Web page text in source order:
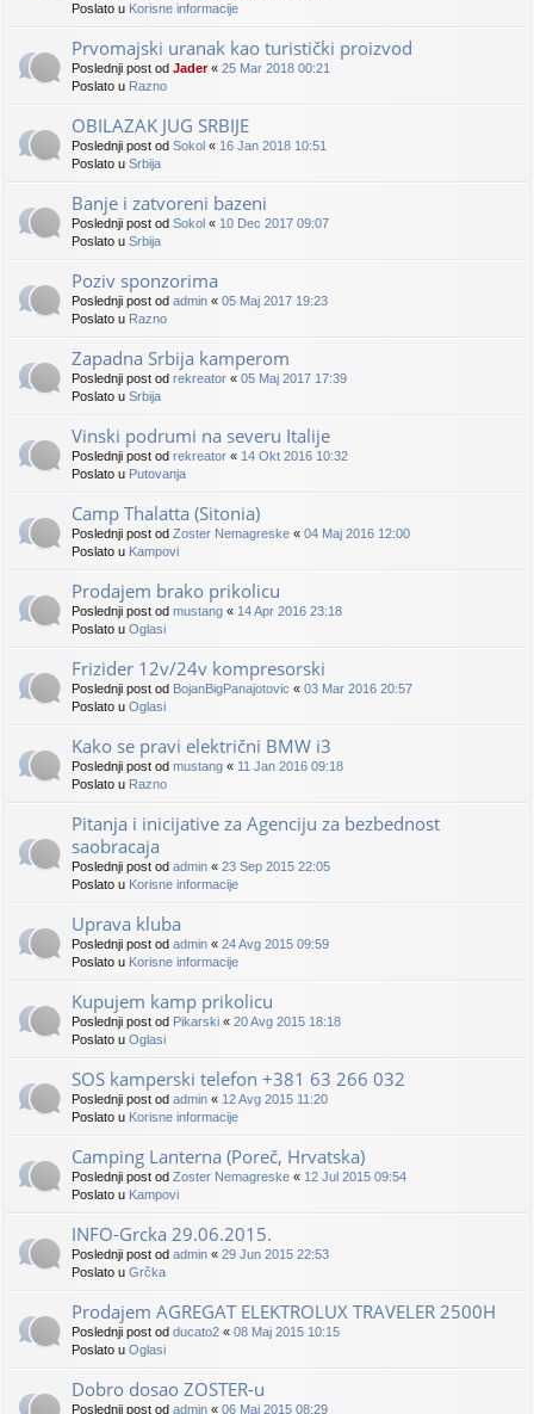
Poslato u Korisne informacije
Prvomajski uranak kao turistički proizvod
Poslednji post od Jader« 25 Mar 2018 00:21
Poslato u Razno
OBILAZAK JUG SRBIJE
Poslednji post od Sokol « 16 Jan 2018 10:51
Poslato u Srbija
Banje i zatvoreni bazeni
Poslednji post od Sokol « 10 Dec 2017 09:07
Poslato u Srbija
Poziv sponzorima
Poslednji post od admin « 05 Maj 2017 19:23
Poslato u Razno
Zapadna Srbija kamperom
Poslednji post od rekreator « 05 Maj 2017 17:39
Poslato u Srbija
Vinski podrumi na severu Italije
Poslednji post od rekreator « 14 Okt 2016 10:32
Poslato u Putovanja
Camp Thalatta (Sitonia)
Poslednji post od Zoster Nemagreske « 04 Maj 2016 12:00
Poslato u Kampovi
Prodajem brako prikolicu
Poslednji post od mustang « 14 Apr 2016 23:18
Poslato u Oglasi
Frizider 12v/24v kompresorski
Poslednji post od BojanBigPanajotovic « 03 Mar 2016 20:57
Poslato u Oglasi
Kako se pravi električni BMW i3
Poslednji post od mustang « 11 Jan 2016 09:18
Poslato u Razno
Pitanja i inicijative za Agenciju za bezbednost
saobracaja
Poslednji post od admin « 23 Sep 2015 22:05
Poslato u Korisne informacije
Uprava kluba
Poslednji post od admin « 24 Avg 2015 09:59
Poslato u Korisne informacije
Kupujem kamp prikolicu
Poslednji post od Pikarski « 20 Avg 2015 18:18
Poslato u Oglasi
SOS kamperski telefon +381 63 266 032
Poslednji post od admin « 12 Avg 2015 11:20
Poslato u Korisne informacije
Camping Lanterna (Poreč, Hrvatska)
Poslednji post od Zoster Nemagreske « 12 Jul 2015 09:54
Poslato u Kampovi
INFO-Grcka 29.06.2015.
Poslednji post od admin « 29 Jun 2015 22:53
Poslato u Grčka
Prodajem AGREGAT ELEKTROLUX TRAVELER 2500H
Poslednji post od ducato2 « 08 Maj 2015 10:15
Poslato u Oglasi
Dobro dosao ZOSTER-u
Poslednji post od admin « 06 Maj 2015 08:29